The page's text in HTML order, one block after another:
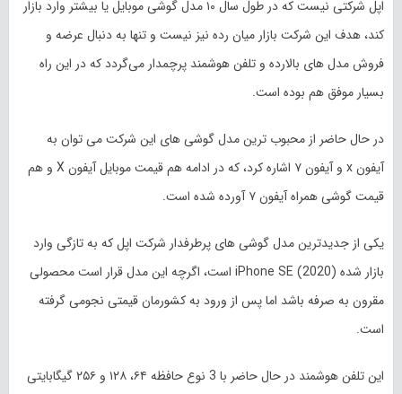
اپل شرکتی نیست که در طول سال ۱۰ مدل گوشی موبایل یا بیشتر وارد بازار
کند، هدف این شرکت بازار میان رده نیز نیست و تنها به دنبال عرضه و
فروش مدل های بالارده و تلفن هوشمند پرچمدار می‌گردد که در این راه
بسیار موفق هم بوده است.
در حال حاضر از محبوب ترین مدل گوشی های این شرکت می توان به
آیفون x و آیفون ۷ اشاره کرد، که در ادامه هم قیمت موبایل آیفون X و هم
قیمت گوشی همراه آیفون ۷ آورده شده است.
یکی از جدیدترین مدل گوشی های پرطرفدار شرکت اپل که به تازگی وارد
بازار شده iPhone SE (2020) است، اگرچه این مدل قرار است محصولی
مقرون به صرفه باشد اما پس از ورود به کشورمان قیمتی نجومی گرفته
است.
این تلفن هوشمند در حال حاضر با 3 نوع حافظه ۶۴، ۱۲۸ و ۲۵۶ گیگابایتی